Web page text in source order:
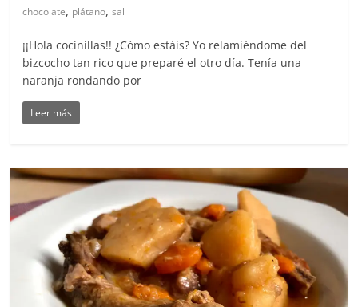
chocolate, plátano,sal
¡¡Hola cocinillas!! ¿Cómo estáis? Yo relamiéndome del
bizcocho tan rico que preparé el otro día. Tenía una
naranja rondando por
Leer más